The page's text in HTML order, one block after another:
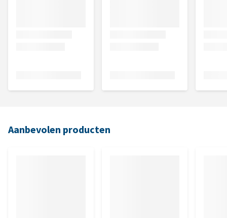
Aanbevolen producten